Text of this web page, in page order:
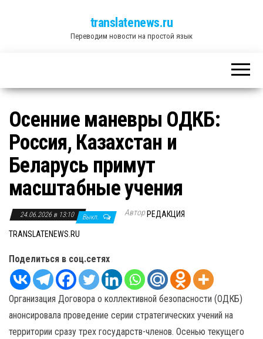
translatenews.ru
Переводим новости на простой язык
Осенние маневры ОДКБ:
Россия, Казахстан и
Беларусь примут
масштабные учения
24.06.2026 в 13:10 Выкл. Автор РЕДАКЦИЯ
TRANSLATENEWS.RU
Поделиться в соц.сетях
Организация Договора о коллективной безопасности (ОДКБ)
анонсировала проведение серии стратегических учений на
территории сразу трех государств-членов. Осенью текущего